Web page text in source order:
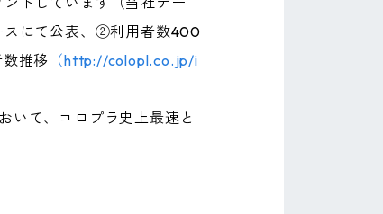
スにて公表、②利用者数400
推移
（http://colopl.co.jp/i
いて、コロプラ史上最速と